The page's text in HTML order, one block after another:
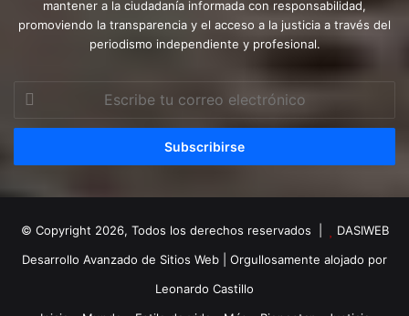
mantener a la ciudadanía informada con responsabilidad,
promoviendo la transparencia y el acceso a la justicia a través del
periodismo independiente y profesional.
correo
© Copyright 2026, Todos los derechos reservados |
DASIWEB
Desarrollo Avanzado de Sitios Web | Orgullosamente alojado por
Leonardo Castillo